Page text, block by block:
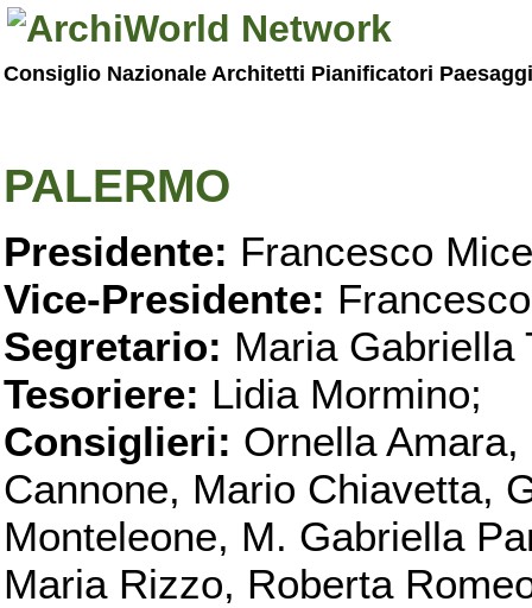
Consiglio Nazionale Architetti Pianificatori
PALERMO
Presidente: Francesco
Vice-Presidente:
Segretario: Maria Gabriella
Tesoriere: Lidia Mormino;
Consiglieri: Ornella
Cannone, Mario Chiavetta,
Monteleone, M. Gabriella
Maria Rizzo, Roberta